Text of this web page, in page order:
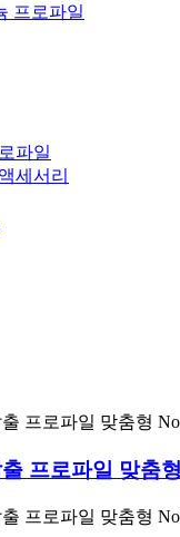
프로파일
파일
세서리
프로파일 맞춤